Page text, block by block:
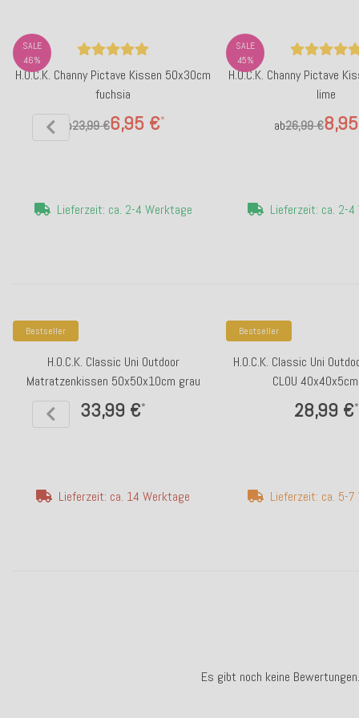
Es gibt noch keine Bewertungen.
SALE
46%
H.O.C.K. Channy Pictave Kissen 50x30cm
fuchsia
ab
6,95 €*
23,99 €
Lieferzeit: ca. 2-4 Werktage
SALE
45%
H.O.C.K. Channy Pictave
lime
ab26,99 €
Lieferzeit: ca. 2-4
Bestseller
H.O.C.K. Classic Uni Outdoor
Matratzenkissen 50x50x10cm grau
33,99 €*
Lieferzeit: ca. 14 Werktage
Bestseller
H.O.C.K. Classic Uni
CLOU
28,99 €*
Lieferzeit: ca. 5-7